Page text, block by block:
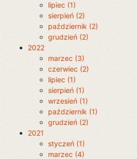
lipiec (1)
sierpień (2)
październik (2)
grudzień (2)
2022
marzec (3)
czerwiec (2)
lipiec (1)
sierpień (1)
wrzesień (1)
październik (1)
grudzień (2)
2021
styczeń (1)
marzec (4)